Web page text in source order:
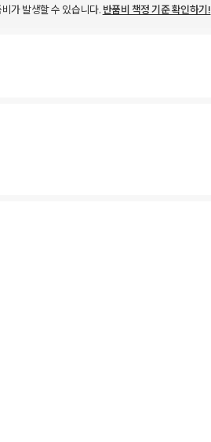
가 발생할 수 있습니다. 반품비 책정 기준 확인하기!